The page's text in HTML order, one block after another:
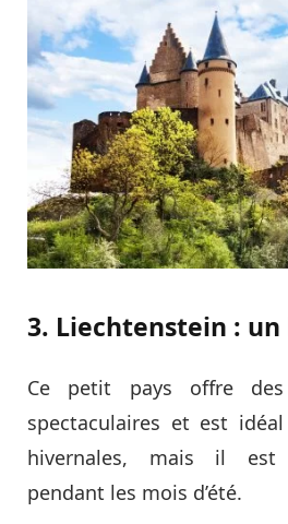
3. Liechtenstein :
Ce petit pays offre des
spectaculaires et est
hivernales, mais il est
pendant les mois d’été.